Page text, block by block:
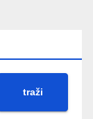
traži